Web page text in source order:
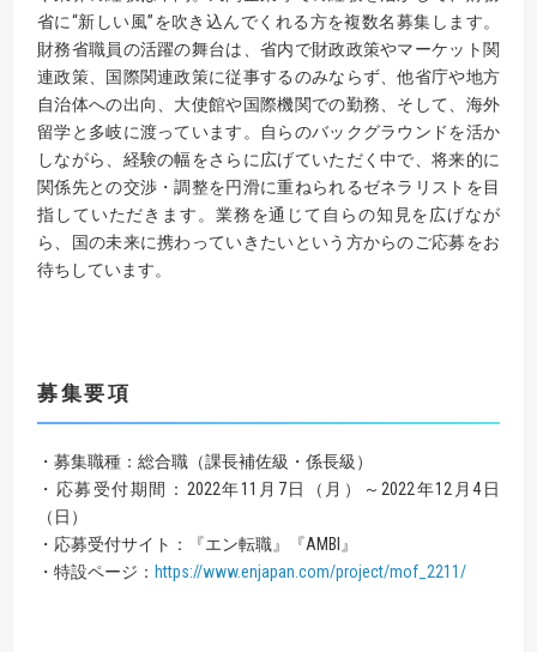
省に“新しい風”を吹き込んでくれる方を複数名募集します。
財務省職員の活躍の舞台は、省内で財政政策やマーケット関
連政策、国際関連政策に従事するのみならず、他省庁や地方
自治体への出向、大使館や国際機関での勤務、そして、海外
留学と多岐に渡っています。自らのバックグラウンドを活か
しながら、経験の幅をさらに広げていただく中で、将来的に
関係先との交渉・調整を円滑に重ねられるゼネラリストを目
指していただきます。業務を通じて自らの知見を広げなが
ら、国の未来に携わっていきたいという方からのご応募をお
待ちしています。
募集要項
・募集職種：総合職（課長補佐級・係長級）
・応募受付期間：2022年11月7日（月）～2022年12月4日
（日）
・応募受付サイト：『エン転職』『AMBI』
・特設ページ： https://www.enjapan.com/project/mof_2211/